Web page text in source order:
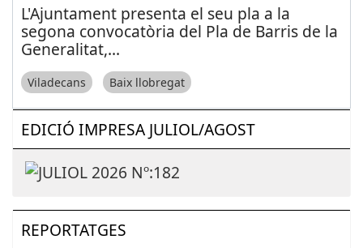
L'Ajuntament presenta el seu pla a la
segona convocatòria del Pla de Barris de la
Generalitat,...
Viladecans Baix llobregat
EDICIÓ IMPRESA JULIOL/AGOST
REPORTATGES